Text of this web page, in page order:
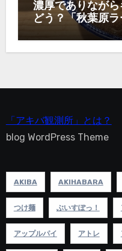
濃厚でありなが
どう？「秋葉原
「アキバ観測所」とは？
blog WordPress Theme
AKIBA AKIHABARA
つけ麺 ぶいすぽっ！
アップルパイ アトレ